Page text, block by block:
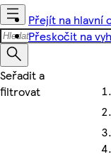
Přejít na hlavní
Přeskočit na